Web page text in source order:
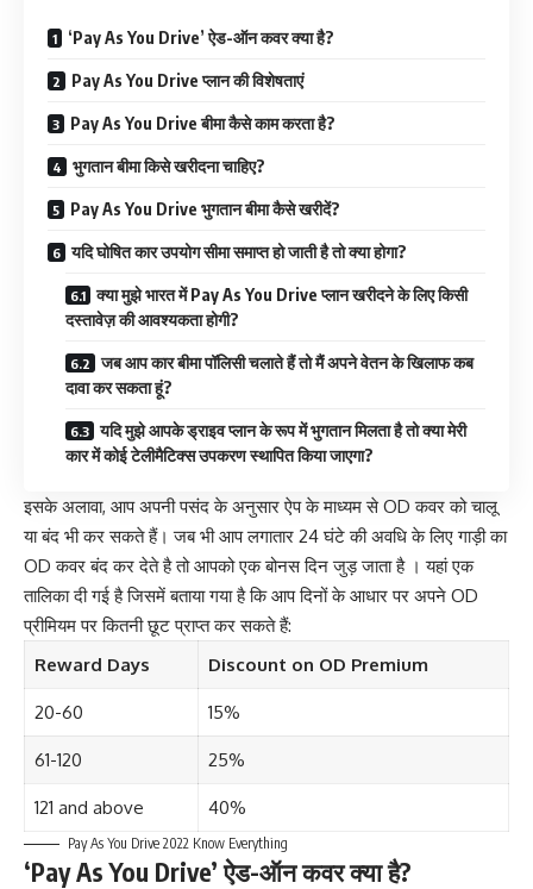
‘Pay As You Drive’ ऐड-ऑन कवर क्या है?
Pay As You Drive प्लान की विशेषताएं
Pay As You Drive बीमा कैसे काम करता है?
भुगतान बीमा किसे खरीदना चाहिए?
Pay As You Drive भुगतान बीमा कैसे खरीदें?
यदि घोषित कार उपयोग सीमा समाप्त हो जाती है तो क्या होगा?
क्या मुझे भारत में Pay As You Drive प्लान खरीदने के लिए किसी
दस्तावेज़ की आवश्यकता होगी?
जब आप कार बीमा पॉलिसी चलाते हैं तो मैं अपने वेतन के खिलाफ कब
दावा कर सकता हूं?
यदि मुझे आपके ड्राइव प्लान के रूप में भुगतान मिलता है तो क्या मेरी
कार में कोई टेलीमैटिक्स उपकरण स्थापित किया जाएगा?
इसके अलावा, आप अपनी पसंद के अनुसार ऐप के माध्यम से OD कवर को चालू
या बंद भी कर सकते हैं। जब भी आप लगातार 24 घंटे की अवधि के लिए गाड़ी का
OD कवर बंद कर देते है तो आपको एक बोनस दिन जुड़ जाता है । यहां एक
तालिका दी गई है जिसमें बताया गया है कि आप दिनों के आधार पर अपने OD
प्रीमियम पर कितनी छूट प्राप्त कर सकते हैं:
Reward Days
Discount on OD Premium
20-60 15%
61-120 25%
121 and above 40%
Pay As You Drive 2022 Know Everything
‘Pay As You Drive’ ऐड-ऑन कवर क्या है?